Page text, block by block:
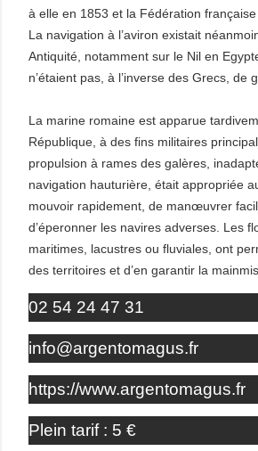
à elle en 1853 et la Fédération française
La navigation à l’aviron existait
Antiquité, notamment sur le Nil en
n’étaient pas, à l’inverse des Grecs, de
La marine romaine est apparue
République, à des fins militaires
propulsion à rames des galères,
navigation hauturière, était appropriée
mouvoir rapidement, de manœuvrer
d’éperonner les navires adverses. Les
maritimes, lacustres ou fluviales, ont
des territoires et d’en garantir la
02 54 24 47 31
info@argentomagus.fr
https://www.argentomagus.fr
Plein tarif : 5 €